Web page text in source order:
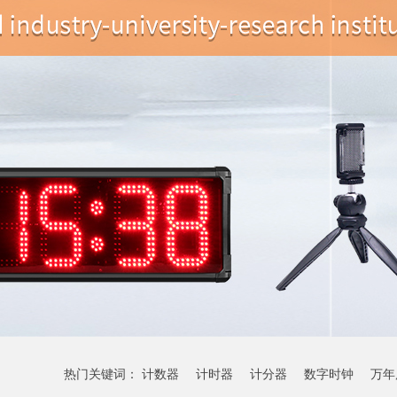
热门关键词： 计数器 计时器 计分器 数字时钟 万